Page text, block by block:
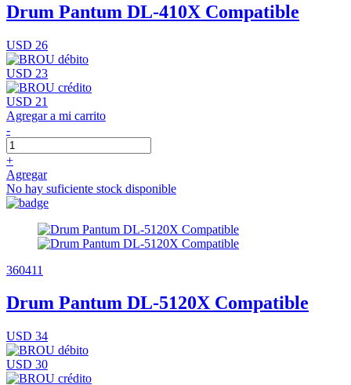
Drum Pantum DL-410X Compatible
USD 26
USD 23
USD 21
Agregar a mi carrito
-
+
Agregar
No hay suficiente stock disponible
360411
Drum Pantum DL-5120X Compatible
USD 34
USD 30